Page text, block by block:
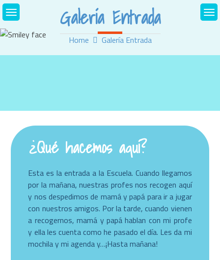
Skip
to
content
Galería Entrada
Home Galería Entrada
¿Qué hacemos aquí?
Esta es la entrada a la Escuela. Cuando llegamos
por la mañana, nuestras profes nos recogen aquí
y nos despedimos de mamá y papá para ir a jugar
con nuestros amigos. Por la tarde, cuando vienen
a recogernos, mamá y papá hablan con mi profe
y ella les cuenta como he pasado el día. Les da mi
mochila y mi agenda y…¡Hasta mañana!